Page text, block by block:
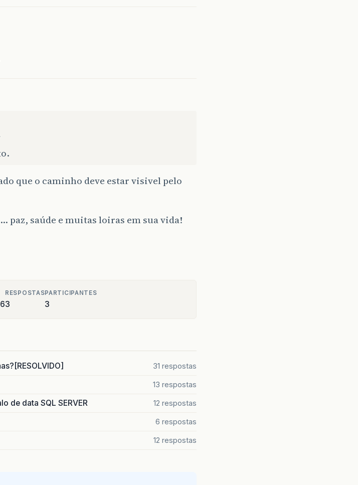
que o caminho deve estar visivel pelo
paz, saúde e muitas loiras em sua vida!
RESPOSTAS
3
PARTICIPANTES
3
31 respostas
13 respostas
de data SQL SERVER 12 respostas
6 respostas
12 respostas